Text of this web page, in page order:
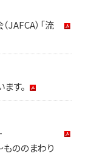
）「流
す。
ののまわり